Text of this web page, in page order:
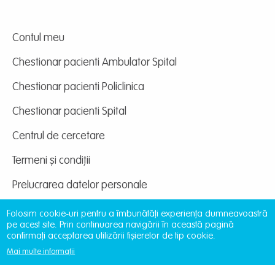
Contul meu
Chestionar pacienti Ambulator Spital
Chestionar pacienti Policlinica
Chestionar pacienti Spital
Centrul de cercetare
Termeni și condiții
Prelucrarea datelor personale
Site dezvoltat de
Folosim cookie-uri pentru a îmbunătăți experiența dumneavoastră
pe acest site. Prin continuarea navigării în această pagină
confirmați acceptarea utilizării fișierelor de tip cookie.
Mai multe informații